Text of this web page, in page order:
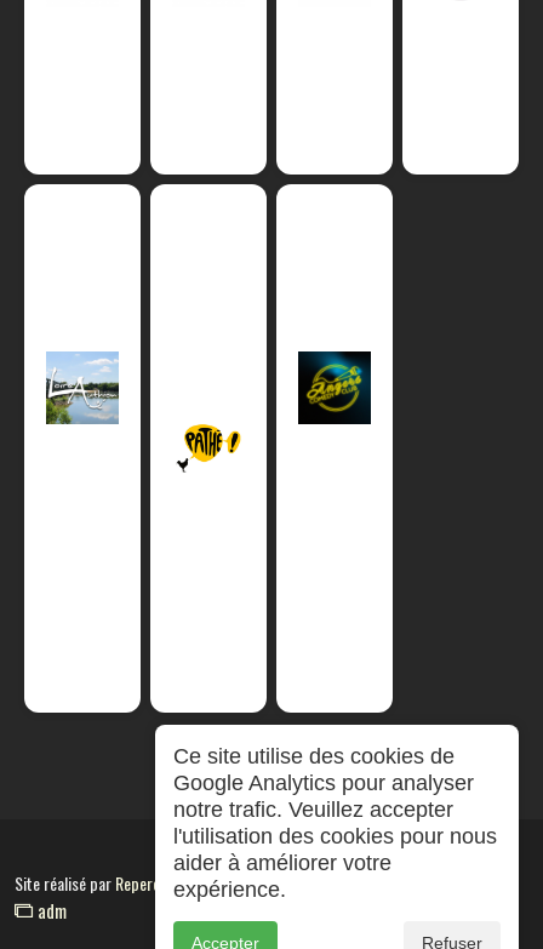
Site réalisé parRepereCom
adm
Ce site utilise des cookies de
Google Analytics pour analyser
notre trafic. Veuillez accepter
l'utilisation des cookies pour nous
aider à améliorer votre
expérience.
Accepter Refuser